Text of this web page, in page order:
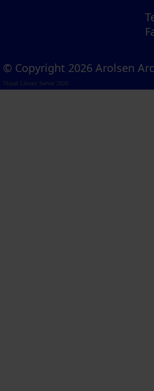
© Copyright 2026 Arolsen
Visual Library Server 2026